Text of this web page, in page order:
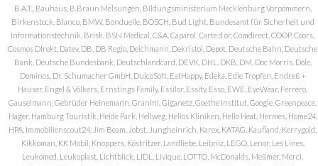
B.A.T., Bauhaus, B.Braun Melsungen, Bildungsministerium Mecklenburg Vorpommern,
Birkenstock, Blanco, BMW, Bonduelle, BOSCH, Bud Light, Bundesamt für Sicherheit und
Informationstechnik, Brisk, BSN Medical, C&A, Caparol, Carte d or, Comdirect, COOP, Coors,
Cosmos DIrekt, Datev, DB, DB Regio, Deichmann, Dekristol, Depot, Deutsche Bahn, Deutsche
Bank, Deutsche Bundesbank, Deutschlandcard, DEVK, DHL, DKB, DM, Doc Morris, Dole,
Dominos, Dr. Schumacher GmbH, DulcoSoft, EatHappy, Edeka, Edle Tropfen, Endreß +
Hauser, Engel & Völkers, Ernstings Family, Essilor, Essity, Esso, EWE, EyeWear, Ferrero,
Gauselmann, Gebrüder Heinemann, Granini, Giganetz, Goethe Institut, Google, Greenpeace,
Hager, Hamburg Touristik, Heide Park, Hellweg, Helios Kliniken, Hello Heat, Hermes, Home24,
HPA, Immobilienscout24, Jim Beam, Jobst, Jungheinrich, Karex, KATAG, Kaufland, Kerrygold,
Kikkoman, KK Mobil, Knoppers, Köstritzer, Landliebe, Leibniz, LEGO, Lenor, Les Lines,
Leukomed, Leukoplast, Lichtblick, LIDL, Livique, LOTTO, McDonalds, Meßmer, Merci,